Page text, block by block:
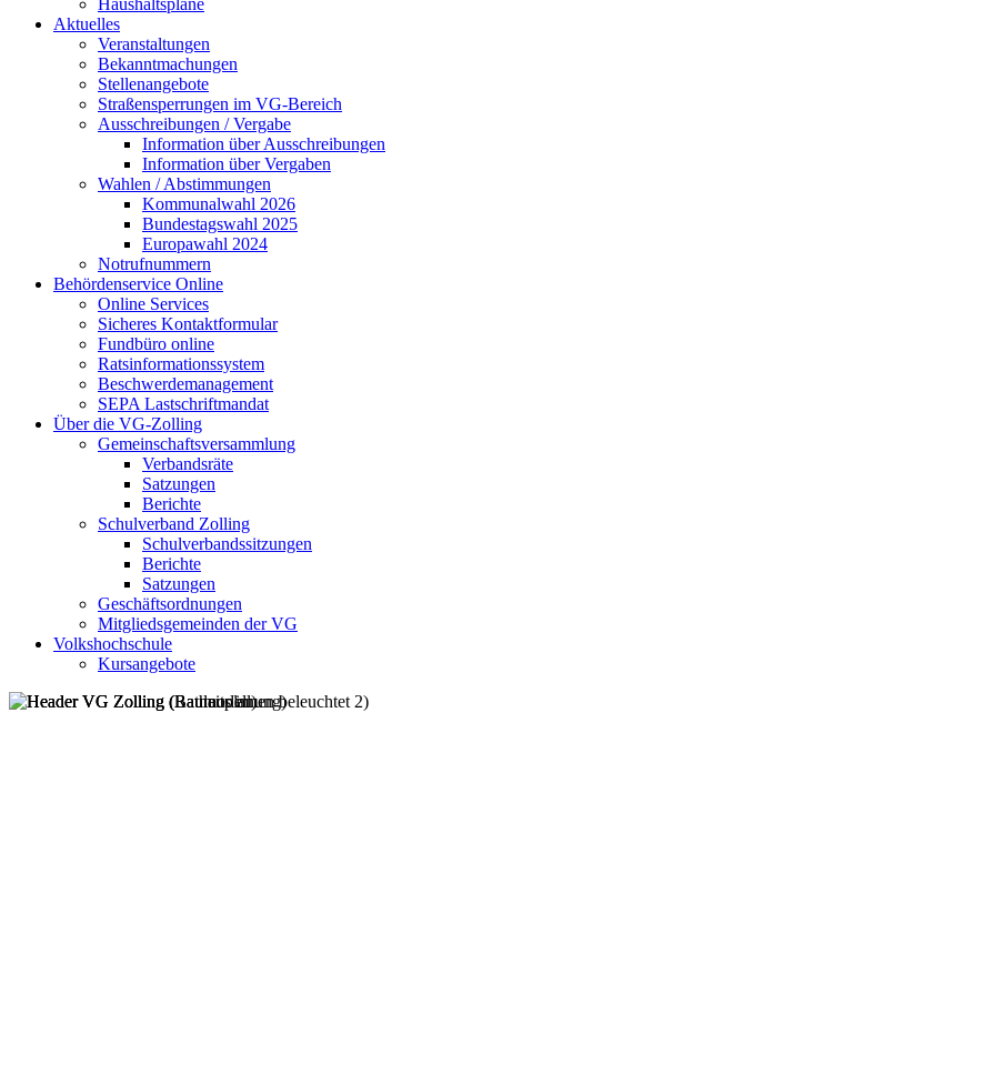
Haushaltspläne
Aktuelles
Veranstaltungen
Bekanntmachungen
Stellenangebote
Straßensperrungen im VG-Bereich
Ausschreibungen / Vergabe
Information über Ausschreibungen
Information über Vergaben
Wahlen / Abstimmungen
Kommunalwahl 2026
Bundestagswahl 2025
Europawahl 2024
Notrufnummern
Behördenservice Online
Online Services
Sicheres Kontaktformular
Fundbüro online
Ratsinformationssystem
Beschwerdemanagement
SEPA Lastschriftmandat
Über die VG-Zolling
Gemeinschaftsversammlung
Verbandsräte
Satzungen
Berichte
Schulverband Zolling
Schulverbandssitzungen
Berichte
Satzungen
Geschäftsordnungen
Mitgliedsgemeinden der VG
Volkshochschule
Kursangebote